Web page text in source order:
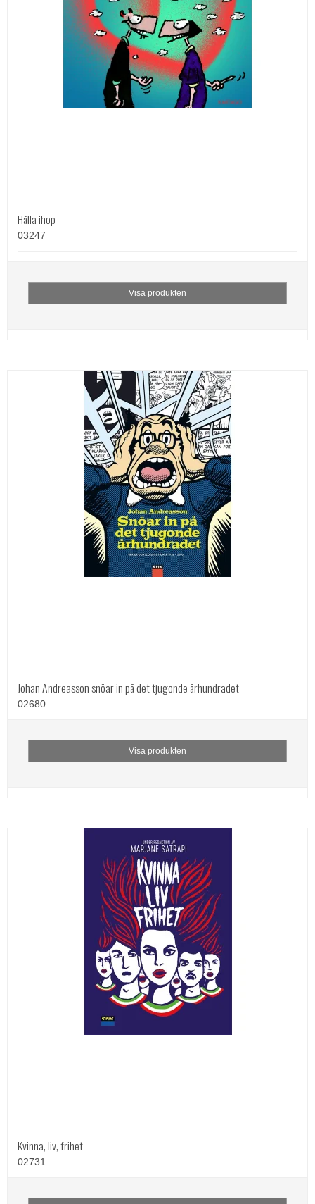
Hålla ihop
03247
Visa produkten
Johan Andreasson snöar in på det tjugonde århundradet
02680
Visa produkten
Kvinna, liv, frihet
02731